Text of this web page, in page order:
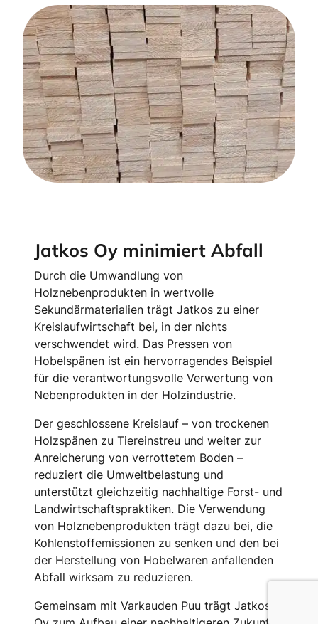
Jatkos Oy minimiert Abfall
Durch die Umwandlung von
Holznebenprodukten in wertvolle
Sekundärmaterialien trägt Jatkos zu einer
Kreislaufwirtschaft bei, in der nichts
verschwendet wird. Das Pressen von
Hobelspänen ist ein hervorragendes Beispiel
für die verantwortungsvolle Verwertung von
Nebenprodukten in der Holzindustrie.
Der geschlossene Kreislauf – von trockenen
Holzspänen zu Tiereinstreu und weiter zur
Anreicherung von verrottetem Boden –
reduziert die Umweltbelastung und
unterstützt gleichzeitig nachhaltige Forst- und
Landwirtschaftspraktiken. Die Verwendung
von Holznebenprodukten trägt dazu bei, die
Kohlenstoffemissionen zu senken und den bei
der Herstellung von Hobelwaren anfallenden
Abfall wirksam zu reduzieren.
Gemeinsam mit Varkauden Puu trägt Jatkos